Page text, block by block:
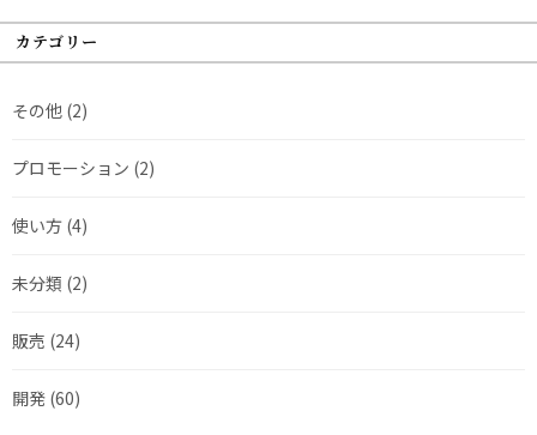
カテゴリー
その他 (2)
プロモーション (2)
使い方 (4)
未分類 (2)
販売 (24)
開発 (60)